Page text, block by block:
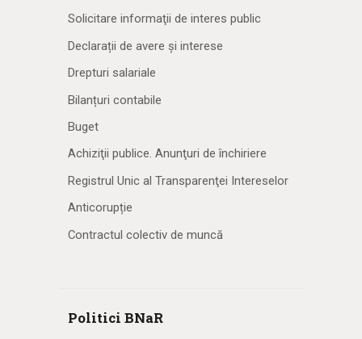
Solicitare informaţii de interes public
Declarații de avere și interese
Drepturi salariale
Bilanțuri contabile
Buget
Achiziţii publice. Anunţuri de închiriere
Registrul Unic al Transparenţei Intereselor
Anticorupție
Contractul colectiv de muncă
Politici BNaR